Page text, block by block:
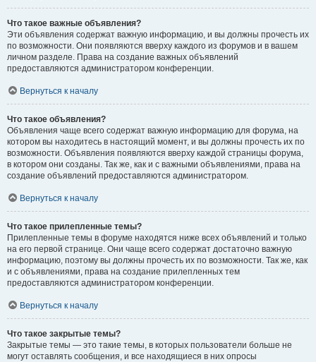
Что такое важные объявления?
Эти объявления содержат важную информацию, и вы должны прочесть их
по возможности. Они появляются вверху каждого из форумов и в вашем
личном разделе. Права на создание важных объявлений
предоставляются администратором конференции.
Вернуться к началу
Что такое объявления?
Объявления чаще всего содержат важную информацию для форума, на
котором вы находитесь в настоящий момент, и вы должны прочесть их по
возможности. Объявления появляются вверху каждой страницы форума,
в котором они созданы. Так же, как и с важными объявлениями, права на
создание объявлений предоставляются администратором.
Вернуться к началу
Что такое прилепленные темы?
Прилепленные темы в форуме находятся ниже всех объявлений и только
на его первой странице. Они чаще всего содержат достаточно важную
информацию, поэтому вы должны прочесть их по возможности. Так же, как
и с объявлениями, права на создание прилепленных тем
предоставляются администратором конференции.
Вернуться к началу
Что такое закрытые темы?
Закрытые темы — это такие темы, в которых пользователи больше не
могут оставлять сообщения, и все находящиеся в них опросы